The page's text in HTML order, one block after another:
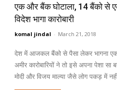
एक और बैंक घोटाला, 14 बैंको से
विदेश भागा कारोबारी
komal jindal - March 21, 2018
देश में आजकल बैंको से पैसा लेकर भागना
अमीर कारोबारियों ने तो इसे अपना पेशा
मोदी और विजय माल्या जैसे लोग पकड़ में